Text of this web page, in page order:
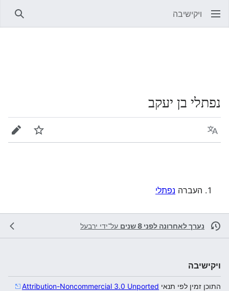
ויקישיבה
נפתלי בן יעקב
שפה מעקב
העברה נפתלי
נערך לאחרונה לפני 8 שנים על־ידי ירבעל
ויקישיבה
התוכן זמין לפי תנאי Attribution-Noncommercial 3.0 Unported